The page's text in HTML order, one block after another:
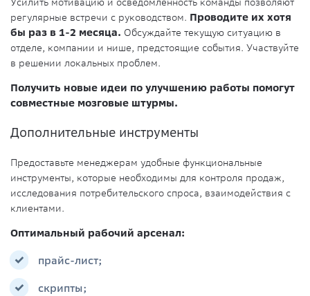
регулярные встречи с руководством. Проводите их хотя
бы раз в 1-2 месяца. Обсуждайте текущую ситуацию в
отделе, компании и нише, предстоящие события. Участвуйте
в решении локальных проблем.
Получить новые идеи по улучшению работы помогут
совместные мозговые штурмы.
Дополнительные инструменты
Предоставьте менеджерам удобные функциональные
инструменты, которые необходимы для контроля продаж,
исследования потребительского спроса, взаимодействия с
клиентами.
Оптимальный рабочий арсенал:
прайс-лист;
скрипты;